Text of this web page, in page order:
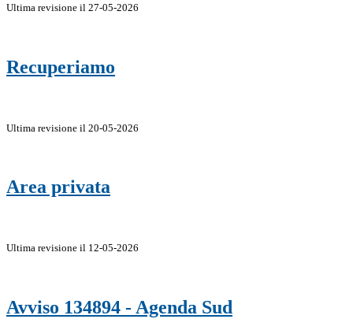
Ultima revisione il 27-05-2026
Recuperiamo
Ultima revisione il 20-05-2026
Area privata
Ultima revisione il 12-05-2026
Avviso 134894 - Agenda Sud